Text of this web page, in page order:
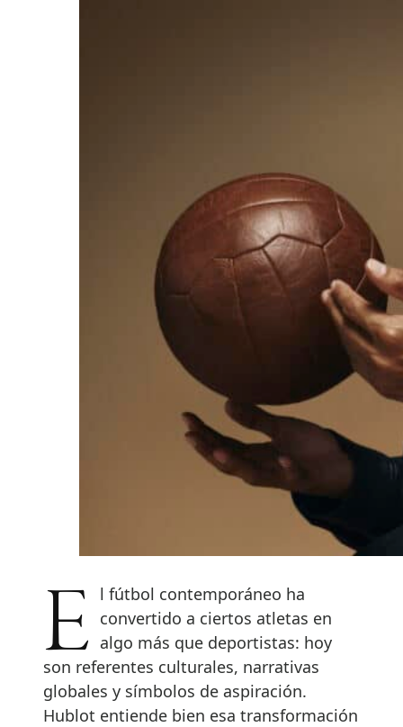
El fútbol contemporáneo ha convertido a ciertos atletas en
algo más que deportistas: hoy
son referentes culturales, narrativas
globales y símbolos de aspiración.
Hublot entiende bien esa transformación